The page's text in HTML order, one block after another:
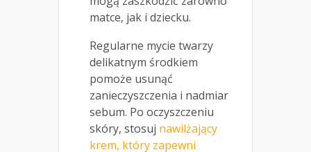
matce, jak i dziecku.
Regularne mycie twarzy
delikatnym środkiem
pomoże usunąć
zanieczyszczenia i nadmiar
sebum. Po oczyszczeniu
skóry, stosuj nawilżający
krem, który zapewni